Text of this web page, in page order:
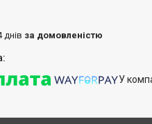
днів за домовленістю
У